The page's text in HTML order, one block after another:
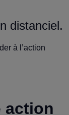
distanciel.
à l’action
action